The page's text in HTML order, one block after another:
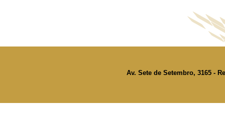
Av. Sete de Setembro, 3165 -